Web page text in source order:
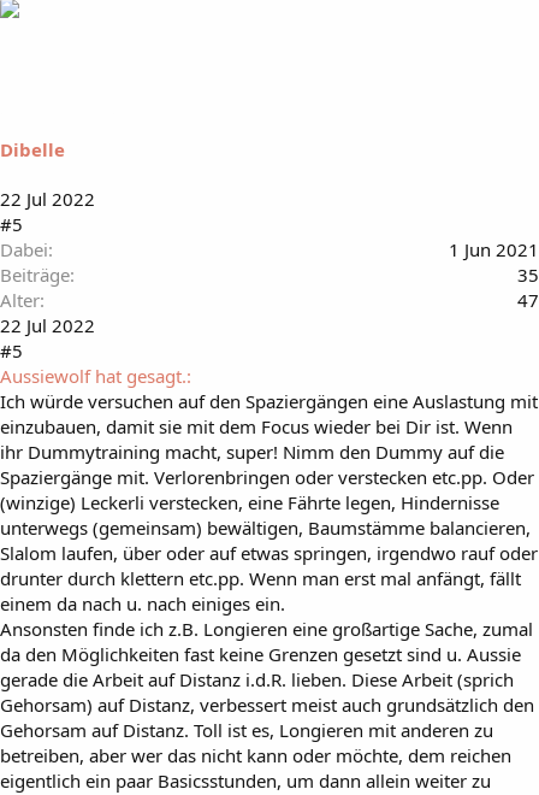
r
Dibelle
22 Jul 2022
#5
Dabei
1 Jun 2021
Beiträge
35
Alter
47
22 Jul 2022
#5
Aussiewolf hat gesagt.:
Ich würde versuchen auf den Spaziergängen eine Auslastung mit
einzubauen, damit sie mit dem Focus wieder bei Dir ist. Wenn
ihr Dummytraining macht, super! Nimm den Dummy auf die
Spaziergänge mit. Verlorenbringen oder verstecken etc.pp. Oder
(winzige) Leckerli verstecken, eine Fährte legen, Hindernisse
unterwegs (gemeinsam) bewältigen, Baumstämme balancieren,
Slalom laufen, über oder auf etwas springen, irgendwo rauf oder
drunter durch klettern etc.pp. Wenn man erst mal anfängt, fällt
einem da nach u. nach einiges ein.
Ansonsten finde ich z.B. Longieren eine großartige Sache, zumal
da den Möglichkeiten fast keine Grenzen gesetzt sind u. Aussie
gerade die Arbeit auf Distanz i.d.R. lieben. Diese Arbeit (sprich
Gehorsam) auf Distanz, verbessert meist auch grundsätzlich den
Gehorsam auf Distanz. Toll ist es, Longieren mit anderen zu
betreiben, aber wer das nicht kann oder möchte, dem reichen
eigentlich ein paar Basicsstunden, um dann allein weiter zu